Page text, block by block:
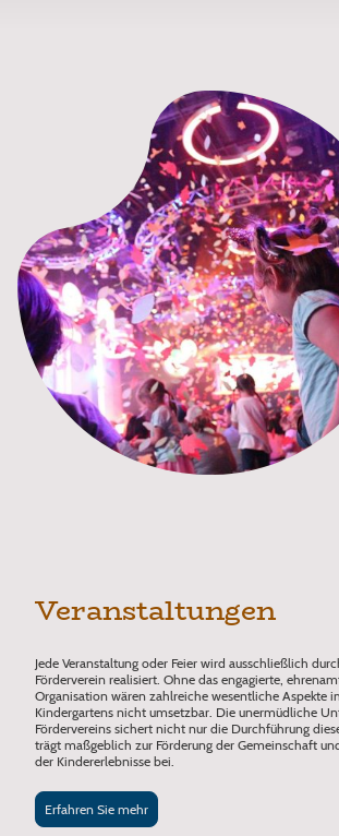
Veranstaltungen
Jede Veranstaltung oder Feier wird ausschließlich
Förderverein realisiert. Ohne das engagierte,
Organisation wären zahlreiche wesentliche Aspekte
Kindergartens nicht umsetzbar. Die unermüdliche
Fördervereins sichert nicht nur die Durchführung
trägt maßgeblich zur Förderung der Gemeinschaft
der Kindererlebnisse bei.
Erfahren Sie mehr